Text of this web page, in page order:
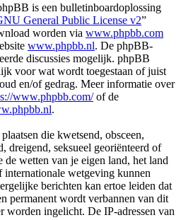
is een bulletinboardoplossing
General Public License v2”
worden via www.phpbb.com
www.phpbb.nl. De phpBB-
discussies mogelijk. phpBB
voor wat wordt toegestaan of juist
en/of gedrag. Meer informatie over
www.phpbb.com/of de
.
die kwetsend, obsceen,
dreigend, seksueel georiënteerd of
de wetten van je eigen land, het land
wetgeving kunnen
berichten kan ertoe leiden dat
permanent wordt verbannen van dit
worden ingelicht. De IP-adressen van